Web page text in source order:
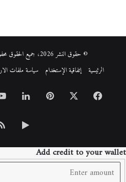
© حقوق النشر 2026، جميع الحقوق محفوظة |
الرئيسية
إتفاقية الإستخدام سياسة ملفات
فيسبوك بينتيريستلينكدإن
Play
Add credit to your wallet